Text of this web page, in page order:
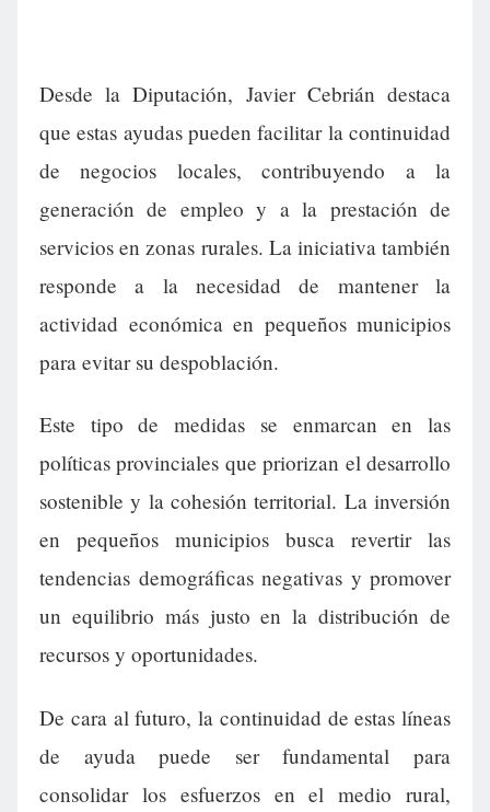
Desde la Diputación, Javier Cebrián destaca
que estas ayudas pueden facilitar la continuidad
de negocios locales, contribuyendo a la
generación de empleo y a la prestación de
servicios en zonas rurales. La iniciativa también
responde a la necesidad de mantener la
actividad económica en pequeños municipios
para evitar su despoblación.
Este tipo de medidas se enmarcan en las
políticas provinciales que priorizan el desarrollo
sostenible y la cohesión territorial. La inversión
en pequeños municipios busca revertir las
tendencias demográficas negativas y promover
un equilibrio más justo en la distribución de
recursos y oportunidades.
De cara al futuro, la continuidad de estas líneas
de ayuda puede ser fundamental para
consolidar los esfuerzos en el medio rural,